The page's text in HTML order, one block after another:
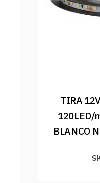
TIRA
120LED/
BLANCO